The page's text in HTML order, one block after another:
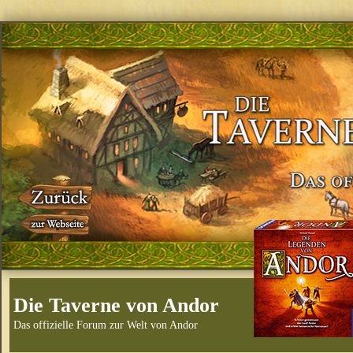
Die Taverne von Andor
Das offizielle Forum zur Welt von Andor